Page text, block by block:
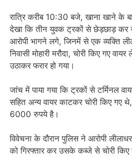
रात्रि करीब 10:30 बजे, खाना खाने के
देखा कि तीन युवक ट्रकों से छेड़छाड़ कर
आरोपी भागने लगे, जिनमें से एक व्यक्ति
निवासी मोहारी मरौदा, चोरी किए गए
उठाकर फरार हो गया।
जांच में पाया गया कि ट्रकों से टर्मिनल
सहित अन्य वायर काटकर चोरी किए गए
6000 रुपये है।
विवेचना के दौरान पुलिस ने आरोपी
को गिरफ्तार कर उसके कब्जे से चोरी